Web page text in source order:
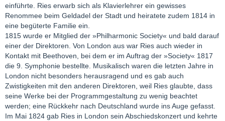
einführte. Ries erwarb sich als Klavierlehrer ein gewisses
Renommee beim Geldadel der Stadt und heiratete zudem 1814 in
eine begüterte Familie ein.
1815 wurde er Mitglied der »Philharmonic Society« und bald darauf
einer der Direktoren. Von London aus war Ries auch wieder in
Kontakt mit Beethoven, bei dem er im Auftrag der »Society« 1817
die 9. Symphonie bestellte. Musikalisch waren die letzten Jahre in
London nicht besonders herausragend und es gab auch
Zwistigkeiten mit den anderen Direktoren, weil Ries glaubte, dass
seine Werke bei der Programmgestaltung zu wenig beachtet
werden; eine Rückkehr nach Deutschland wurde ins Auge gefasst.
Im Mai 1824 gab Ries in London sein Abschiedskonzert und kehrte